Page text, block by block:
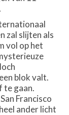
zal slijten als
vol op het
blok valt.
te gaan.
Francisco
ander licht